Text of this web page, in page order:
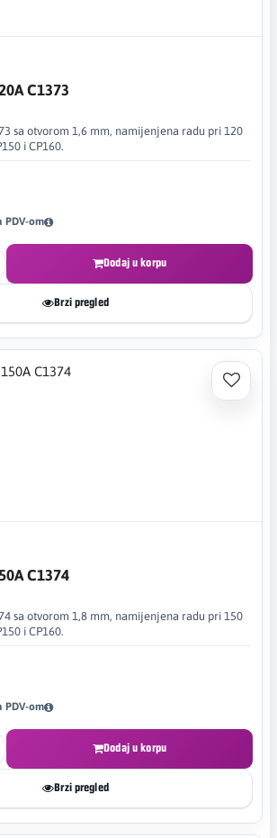
C1373
sa otvorom 1,6 mm, namijenjena radu pri 120
i CP160.
PDV-om
Dodaj u korpu
Brzi pregled
C1374
sa otvorom 1,8 mm, namijenjena radu pri 150
i CP160.
PDV-om
Dodaj u korpu
Brzi pregled